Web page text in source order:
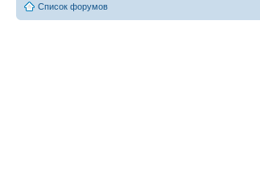
Список форумов